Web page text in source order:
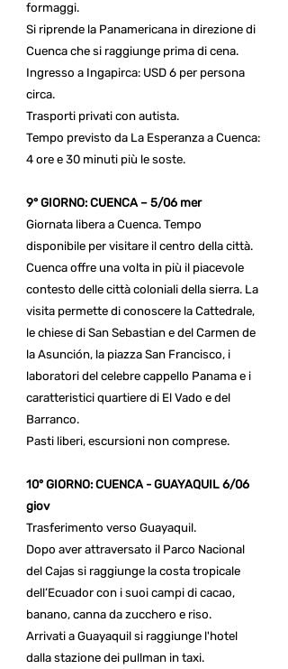
formaggi.
Si riprende la Panamericana in direzione di
Cuenca che si raggiunge prima di cena.
Ingresso a Ingapirca: USD 6 per persona
circa.
Trasporti privati con autista.
Tempo previsto da La Esperanza a Cuenca:
4 ore e 30 minuti più le soste.
9° GIORNO: CUENCA – 5/06 mer
Giornata libera a Cuenca. Tempo
disponibile per visitare il centro della città.
Cuenca offre una volta in più il piacevole
contesto delle città coloniali della sierra. La
visita permette di conoscere la Cattedrale,
le chiese di San Sebastian e del Carmen de
la Asunción, la piazza San Francisco, i
laboratori del celebre cappello Panama e i
caratteristici quartiere di El Vado e del
Barranco.
Pasti liberi, escursioni non comprese.
10° GIORNO: CUENCA - GUAYAQUIL 6/06
giov
Trasferimento verso Guayaquil.
Dopo aver attraversato il Parco Nacional
del Cajas si raggiunge la costa tropicale
dell’Ecuador con i suoi campi di cacao,
banano, canna da zucchero e riso.
Arrivati a Guayaquil si raggiunge l'hotel
dalla stazione dei pullman in taxi.